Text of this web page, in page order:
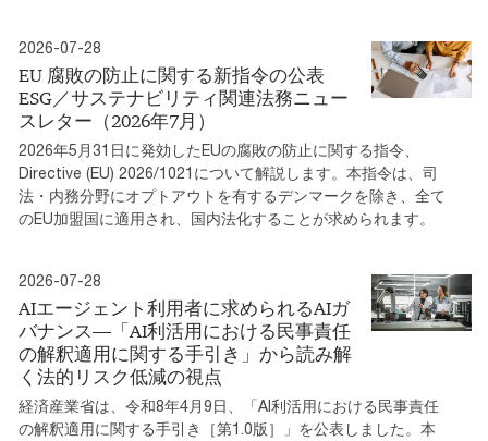
2026-07-28
EU 腐敗の防止に関する新指令の公表
ESG／サステナビリティ関連法務ニュー
スレター（2026年7月）
2026年5月31日に発効したEUの腐敗の防止に関する指令、
Directive (EU) 2026/1021について解説します。本指令は、司
法・内務分野にオプトアウトを有するデンマークを除き、全て
のEU加盟国に適用され、国内法化することが求められます。
2026-07-28
AIエージェント利用者に求められるAIガ
バナンス―「AI利活用における民事責任
の解釈適用に関する手引き」から読み解
く法的リスク低減の視点
経済産業省は、令和8年4月9日、「AI利活用における民事責任
の解釈適用に関する手引き［第1.0版］」を公表しました。本